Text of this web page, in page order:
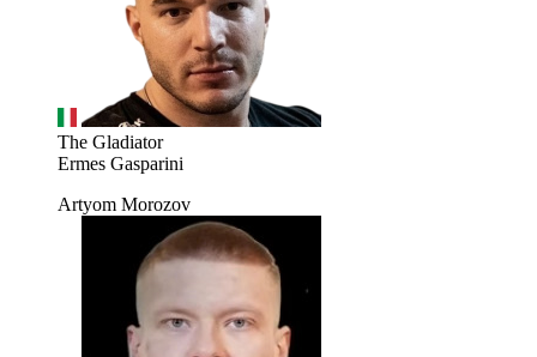
The Gladiator
Ermes Gasparini
Artyom Morozov